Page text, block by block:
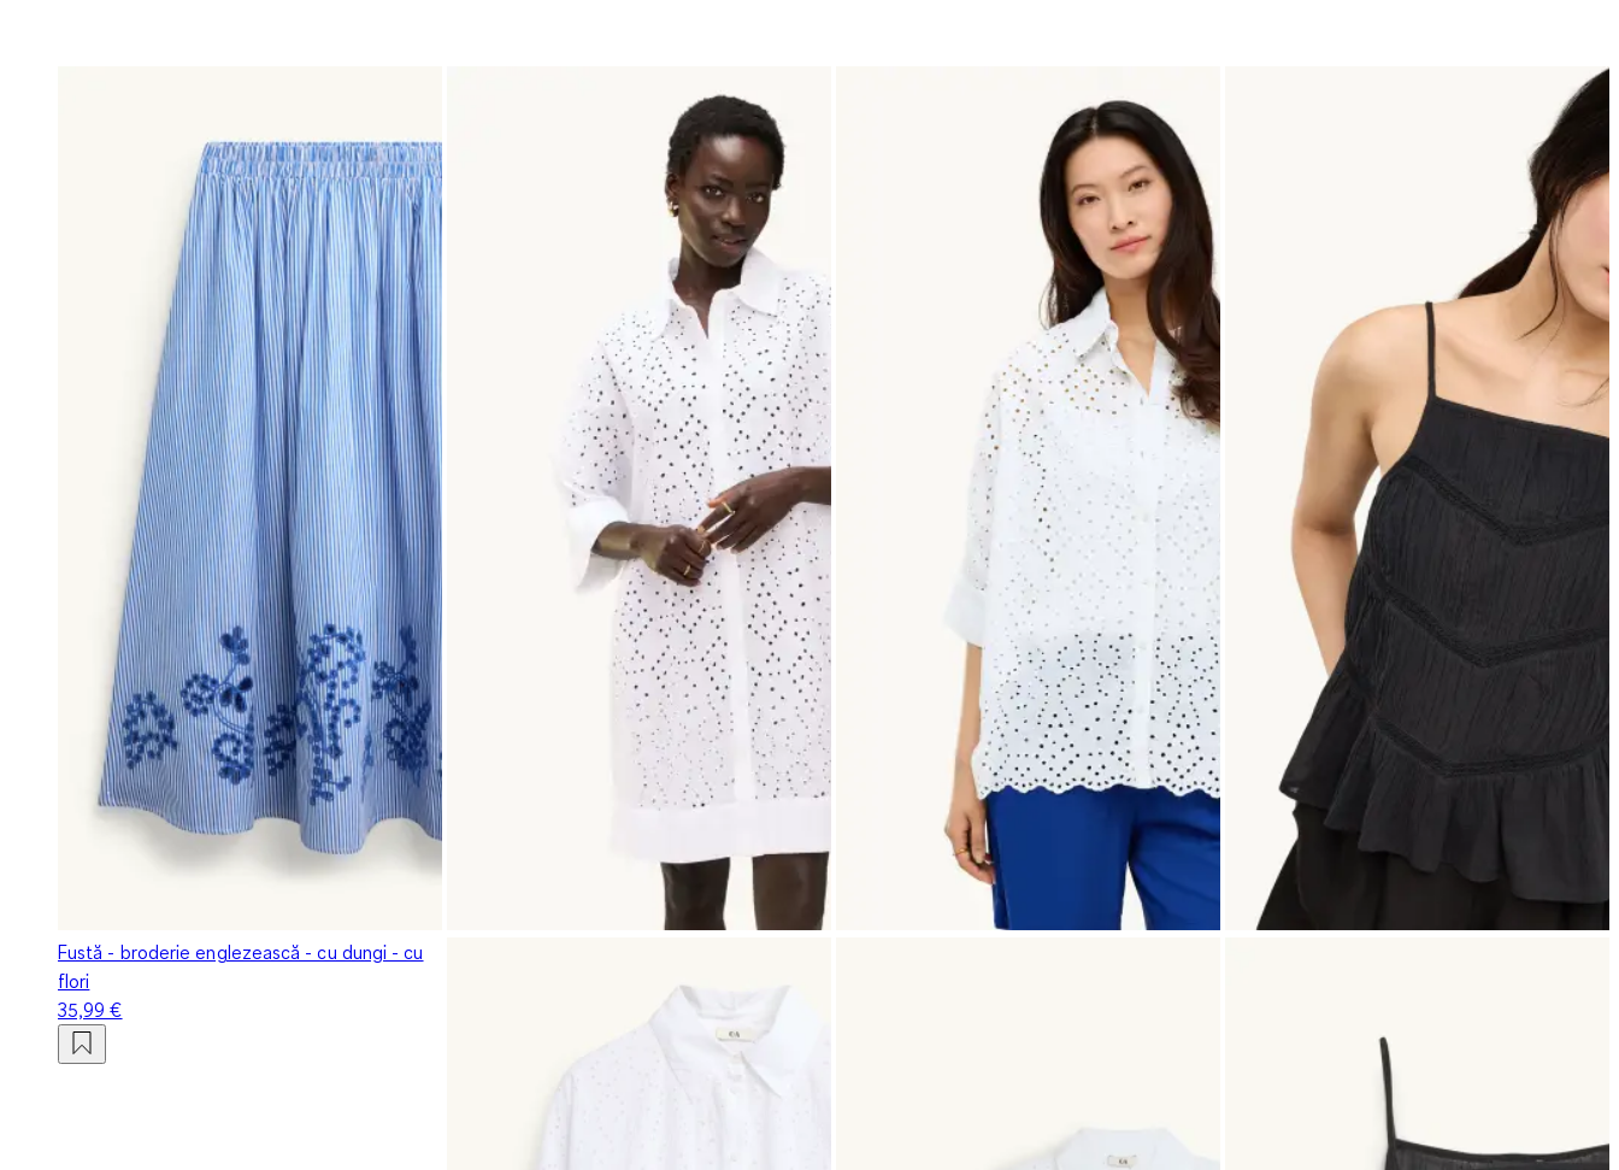
Fustă - broderie englezească - cu dungi - cu
flori
35,99 €